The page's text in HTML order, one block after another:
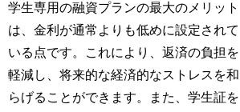
学生専用の融資プランの最大のメリット
は、金利が通常よりも低めに設定されて
いる点です。これにより、返済の負担を
軽減し、将来的な経済的なストレスを和
らげることができます。また、学生証を